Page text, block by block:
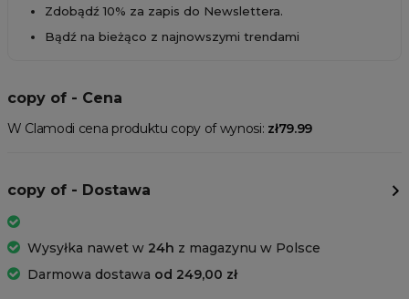
Zdobądź 10% za zapis do Newslettera.
Bądź na bieżąco z najnowszymi trendami
copy of - Cena
W Clamodi cena produktu copy of wynosi: zł79.99
copy of - Dostawa
Wysyłka nawet w 24h z magazynu w Polsce
Darmowa dostawa od 249,00 zł